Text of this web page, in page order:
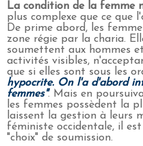
La condition de la femme
plus complexe que ce que
De prime abord, les
zone régie par la charia.
soumettent aux hommes
activités visibles,
que si elles sont sous les
hypocrite. On l'a d'abord
femmes". Mais en
les femmes possèdent la
laissent la gestion à leurs
féministe occidentale, il
"choix" de soumission.